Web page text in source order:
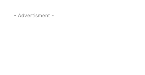
- Advertisment -